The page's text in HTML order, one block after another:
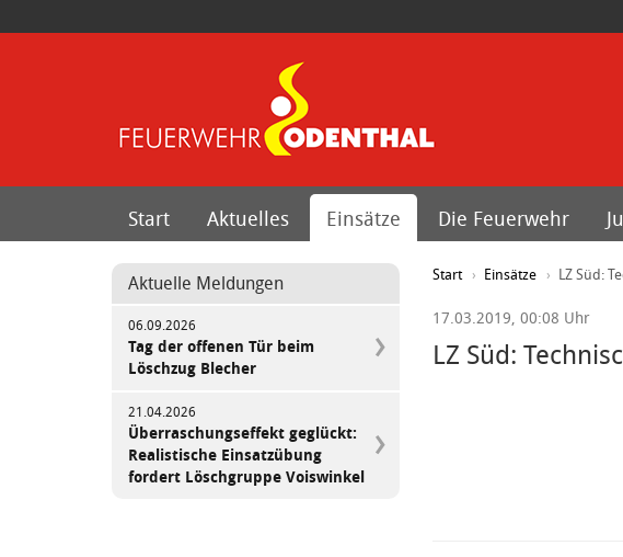
Start Aktuelles Einsätze Die Feuerwehr
Start Einsätze LZ Süd:
17.03.2019, 00:08 Uhr
LZ Süd:
Aktuelle Meldungen
06.09.2026
Tag der offenen Tür beim
Löschzug Blecher
21.04.2026
Überraschungseffekt geglückt:
Realistische Einsatzübung
fordert Löschgruppe Voiswinkel